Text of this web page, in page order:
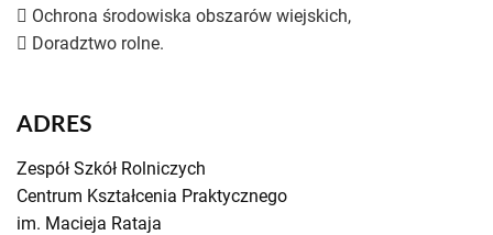
 Ochrona środowiska obszarów wiejskich,
 Doradztwo rolne.
ADRES
Zespół Szkół Rolniczych
Centrum Kształcenia Praktycznego
im. Macieja Rataja